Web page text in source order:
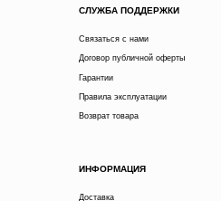
СЛУЖБА ПОДДЕРЖКИ
Связаться с нами
Договор публичной оферты
Гарантии
Правила эксплуатации
Возврат товара
ИНФОРМАЦИЯ
Доставка